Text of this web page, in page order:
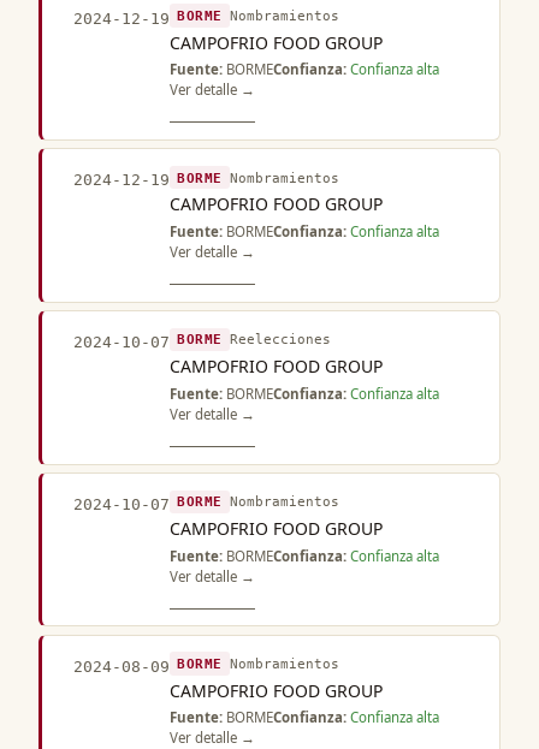
2024-12-19 BORME Nombramientos
CAMPOFRIO FOOD GROUP
Fuente: BORMEConfianza: Confianza alta
Ver detalle →
2024-12-19 BORME Nombramientos
CAMPOFRIO FOOD GROUP
Fuente: BORMEConfianza: Confianza alta
Ver detalle →
2024-10-07 BORME Reelecciones
CAMPOFRIO FOOD GROUP
Fuente: BORMEConfianza: Confianza alta
Ver detalle →
2024-10-07 BORME Nombramientos
CAMPOFRIO FOOD GROUP
Fuente: BORMEConfianza: Confianza alta
Ver detalle →
2024-08-09 BORME Nombramientos
CAMPOFRIO FOOD GROUP
Fuente: BORMEConfianza: Confianza alta
Ver detalle →